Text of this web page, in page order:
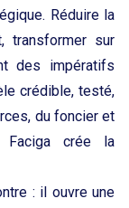
Réduire la
transformer sur
des impératifs
crédible, testé,
du foncier et
Faciga crée la
: il ouvre une